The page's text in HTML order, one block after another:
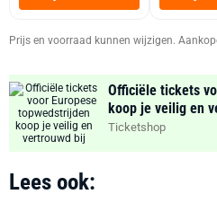
Prijs en voorraad kunnen wijzigen.
Officiële tickets
koop je veilig en
Ticketshop
Lees ook: